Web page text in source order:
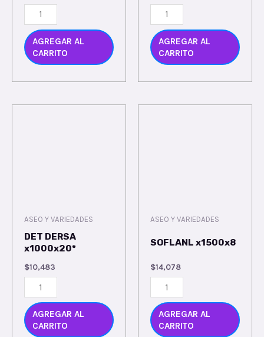
AGREGAR AL
CARRITO
AGREGAR AL
CARRITO
ASEO Y VARIEDADES
DET DERSA
x1000x20*
$10,483
AGREGAR AL
CARRITO
ASEO Y VARIEDADES
SOFLANL x1500x8
$14,078
AGREGAR AL
CARRITO